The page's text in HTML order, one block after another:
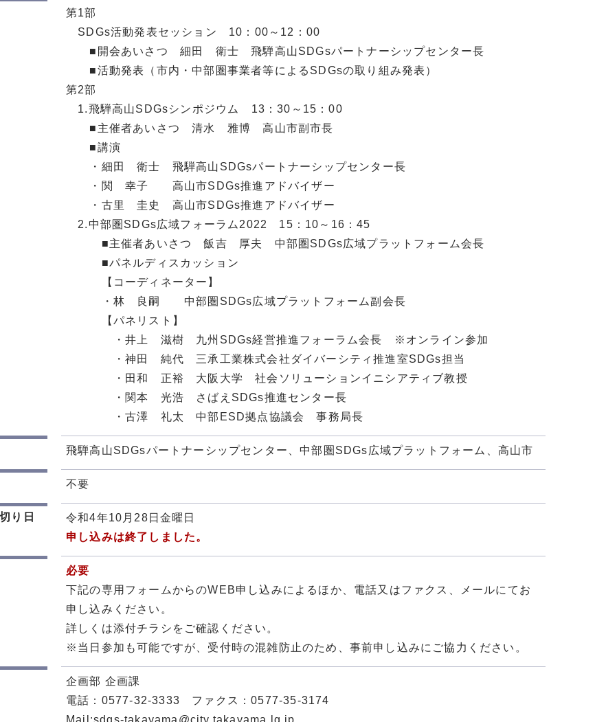
第1部
SDGs活動発表セッション 10：00～12：00
■開会あいさつ 細田 衛士 飛騨高山SDGsパートナーシップセンター長
■活動発表（市内・中部圏事業者等によるSDGsの取り組み発表）
第2部
1.飛騨高山SDGsシンポジウム 13：30～15：00
■主催者あいさつ 清水 雅博 高山市副市長
■講演
・細田 衛士 飛騨高山SDGsパートナーシップセンター長
・関 幸子 高山市SDGs推進アドバイザー
・古里 圭史 高山市SDGs推進アドバイザー
2.中部圏SDGs広域フォーラム2022 15：10～16：45
■主催者あいさつ 飯吉 厚夫 中部圏SDGs広域プラットフォーム会長
■パネルディスカッション
【コーディネーター】
・林 良嗣 中部圏SDGs広域プラットフォーム副会長
【パネリスト】
・井上 滋樹 九州SDGs経営推進フォーラム会長 ※オンライン参加
・神田 純代 三承工業株式会社ダイバーシティ推進室SDGs担当
・田和 正裕 大阪大学 社会ソリューションイニシアティブ教授
・関本 光浩 さばえSDGs推進センター長
・古澤 礼太 中部ESD拠点協議会 事務局長
飛騨高山SDGsパートナーシップセンター、中部圏SDGs広域プラットフォーム、高山市
不要
り日
令和4年10月28日金曜日
申し込みは終了しました。
必要
下記の専用フォームからのWEB申し込みによるほか、電話又はファクス、メールにてお
申し込みください。
詳しくは添付チラシをご確認ください。
※当日参加も可能ですが、受付時の混雑防止のため、事前申し込みにご協力ください。
企画部 企画課
電話：0577-32-3333 ファクス：0577-35-3174
Mail:sdgs-takayama@city.takayama.lg.jp